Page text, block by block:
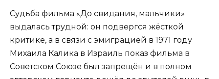
Судьба фильма «До свидания, мальчики»
выдалась трудной: он подвергся жёсткой
критике, а в связи с эмиграцией в 1971 году
Михаила Калика в Израиль показ фильма в
Советском Союзе был запрещён и в полном